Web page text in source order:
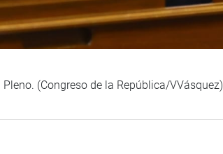
(Congreso de la República/VVásquez)